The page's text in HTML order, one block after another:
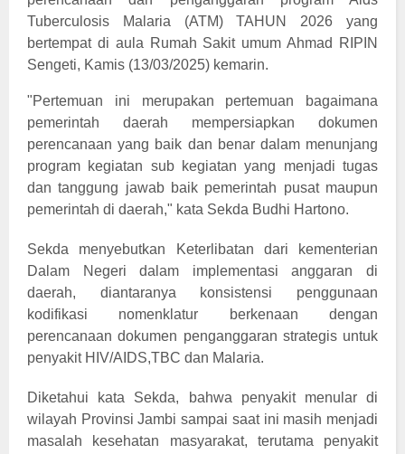
Tuberculosis Malaria (ATM) TAHUN 2026 yang
bertempat di aula Rumah Sakit umum Ahmad RIPIN
Sengeti, Kamis (13/03/2025) kemarin.
"Pertemuan ini merupakan pertemuan bagaimana
pemerintah daerah mempersiapkan dokumen
perencanaan yang baik dan benar dalam menunjang
program kegiatan sub kegiatan yang menjadi tugas
dan tanggung jawab baik pemerintah pusat maupun
pemerintah di daerah," kata Sekda Budhi Hartono.
Sekda menyebutkan Keterlibatan dari kementerian
Dalam Negeri dalam implementasi anggaran di
daerah, diantaranya konsistensi penggunaan
kodifikasi nomenklatur berkenaan dengan
perencanaan dokumen penganggaran strategis untuk
penyakit HIV/AIDS,TBC dan Malaria.
Diketahui kata Sekda, bahwa penyakit menular di
wilayah Provinsi Jambi sampai saat ini masih menjadi
masalah kesehatan masyarakat, terutama penyakit